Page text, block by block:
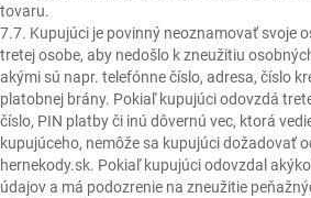
tovaru.
7.7. Kupujúci je povinný neoznamovať svoje
tretej osobe, aby nedošlo k zneužitiu
akými sú napr. telefónne číslo, adresa, číslo
platobnej brány. Pokiaľ kupujúci odovzdá
číslo, PIN platby či inú dôvernú vec, ktorá
kupujúceho, nemôže sa kupujúci dožadovať
hernekody.sk. Pokiaľ kupujúci odovzdal
údajov a má podozrenie na zneužitie